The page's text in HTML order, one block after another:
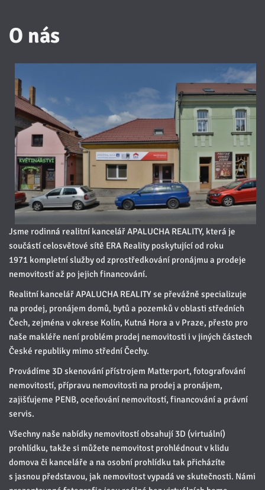
O nás
Jsme rodinná realitní kancelář APALUCHA REALITY, která je
součástí celosvětové sítě ERA Reality poskytující od roku
1971 kompletní služby od zprostředkování pronájmu​ a prodeje
nemovitostí až po jejich financování.
Realitní kancelář APALUCHA REALITY se převážně specializuje
na prodej, pronájem domů, bytů a pozemků v oblasti středních
Čech, zejména v okrese Kolín, Kutná Hora a v Praze, přesto pro
naše makléře není problém prodej nemovitosti i v jiných částech
České republiky mimo střední Čechy.
Provádíme 3D skenování přístrojem Matterport, fotografování
nemovitostí, přípravu nemovitosti na prodej a pronájem,
zajišťujeme PENB, oceňování nemovitostí, financování a právní
servis.
Všechny naše nabídky nemovitostí obsahují 3D (virtuální)
prohlídku, takže si můžete nemovitost prohlédnout v klidu
domova či kanceláře a na osobní prohlídku tak přicházíte
s jasnou představou, jak nemovitost vypadá ve skutečnosti. Námi